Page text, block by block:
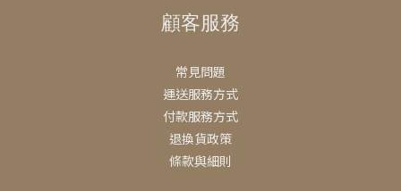
顧客服務
常見問題
運送服務方式
付款服務方式
退換貨政策
條款與細則